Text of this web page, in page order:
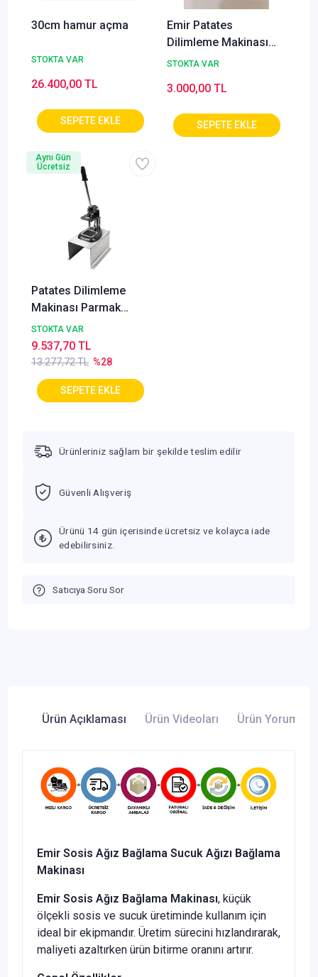
30cm hamur açma
STOKTA VAR
26.400,00 TL
Emir Patates
Dilimleme Makinası
Parmak Patates Yedek
STOKTA VAR
3.000,00 TL
Patates Dilimleme
Makinası Parmak
Patates Profesyonel
Ayaklı Model 9x9 mm
STOKTA VAR
13.277,72 TL %28
9.537,70 TL
Aynı Gün
Ücretsiz
Ürünleriniz sağlam bir şekilde teslim edilir
Güvenli Alışveriş
Ürünü 14 gün içerisinde ücretsiz ve kolayca iade
edebilirsiniz.
Satıcıya Soru Sor
Ürün Açıklaması Ürün Videoları Ürün Yorumları
Emir Sosis Ağız Bağlama Sucuk Ağızı Bağlama
Makinası
Emir Sosis Ağız Bağlama Makinası, küçük
ölçekli sosis ve sucuk üretiminde kullanım için
ideal bir ekipmandır. Üretim sürecini hızlandırarak,
maliyeti azaltırken ürün bitirme oranını artırır.